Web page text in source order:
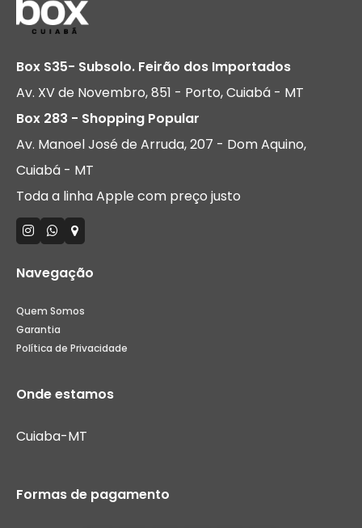
Box S35- Subsolo. Feirão dos Importados
Av. XV de Novembro, 851 - Porto, Cuiabá - MT
Box 283 - Shopping Popular
Av. Manoel José de Arruda, 207 - Dom Aquino,
Cuiabá - MT
Toda a linha Apple com preço justo
Navegação
Quem Somos
Garantia
Política de Privacidade
Onde estamos
Cuiaba-MT
Formas de pagamento